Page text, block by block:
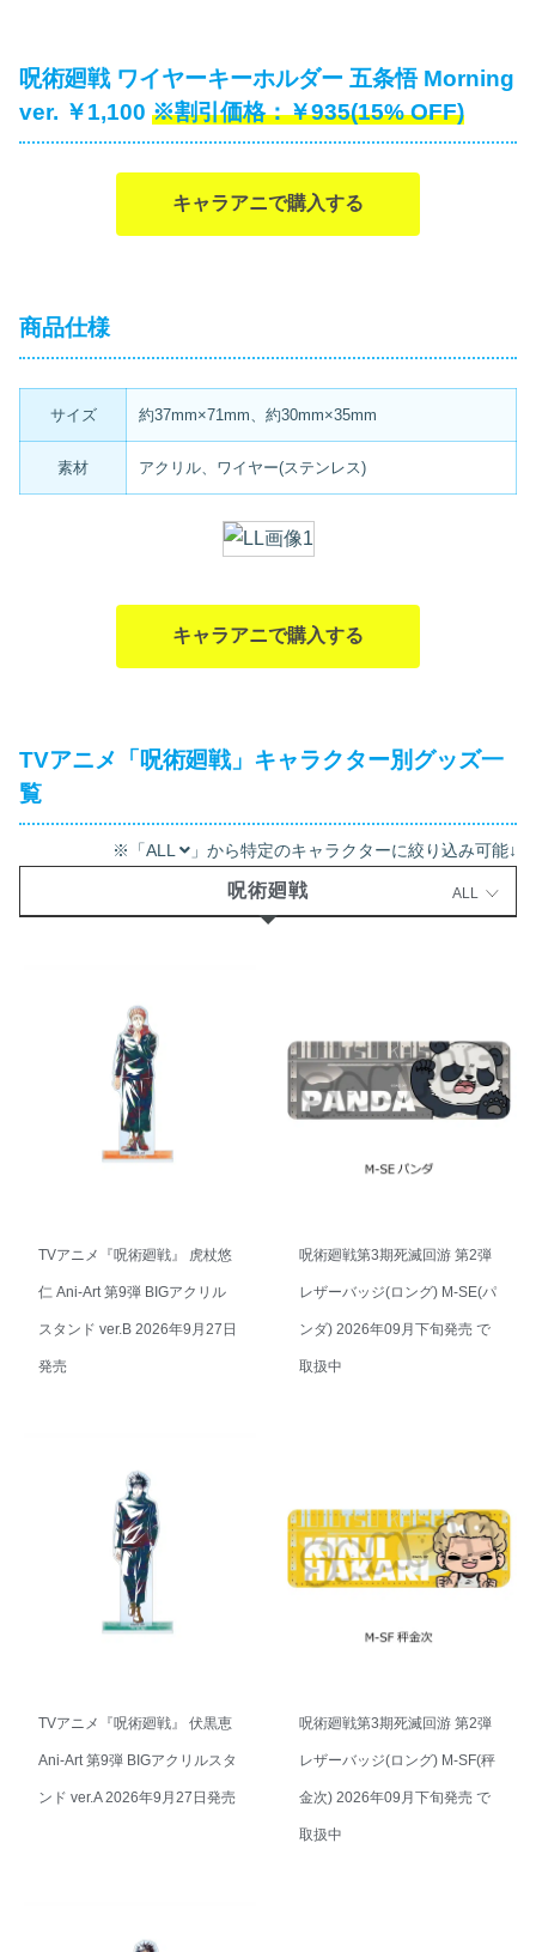
呪術廻戦 ワイヤーキーホルダー 五条悟 Morning
ver. ￥1,100
￥935(15% OFF)
キャラアニで購入する
商品仕様
サイズ 約37mm×71mm、約30mm×35mm
素材 アクリル、ワイヤー(ステンレス)
キャラアニで購入する
TVアニメ「呪術廻戦」キャラクター別グッズ一
覧
※「ALL 」から特定のキャラクターに絞り込み可能↓
呪術廻戦 ALL
TVアニメ『呪術廻戦』 虎杖悠
仁 Ani-Art 第9弾 BIGアクリル
スタンド ver.B 2026年9月27日
発売
呪術廻戦第3期死滅回游 第2弾
レザーバッジ(ロング) M-SE(パ
ンダ) 2026年09月下旬発売 で
取扱中
TVアニメ『呪術廻戦』 伏黒恵
Ani-Art 第9弾 BIGアクリルスタ
ンド ver.A 2026年9月27日発売
呪術廻戦第3期死滅回游 第2弾
レザーバッジ(ロング) M-SF(秤
金次) 2026年09月下旬発売 で
取扱中